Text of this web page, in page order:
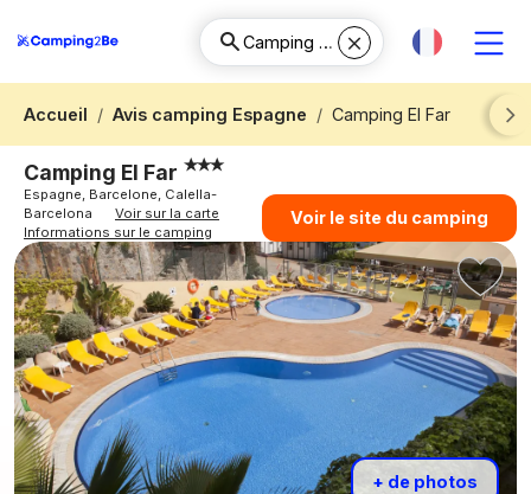
Accueil Avis camping Espagne
Camping El Far
Next
Camping El Far
Espagne, Barcelone, Calella-
Barcelona
Voir sur la carte
Informations sur le camping
Voir le site du camping
+ de photos